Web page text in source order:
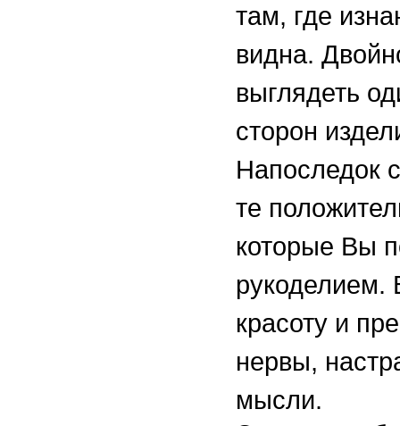
там, где
видна.
выглядеть
сторон
Напоследок
те
которые Вы
рукоделием.
красоту и
нервы,
мысли.